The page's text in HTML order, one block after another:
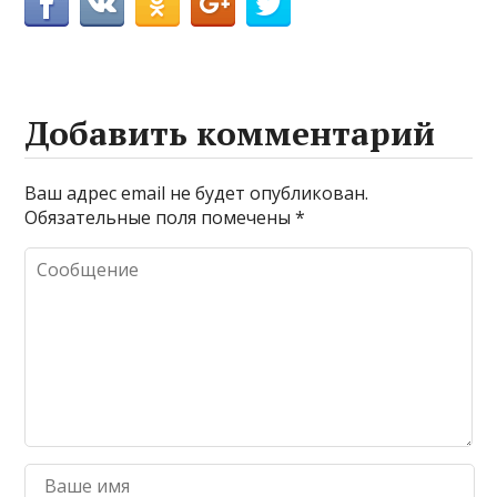
Добавить комментарий
Ваш адрес email не будет опубликован.
Обязательные поля помечены*